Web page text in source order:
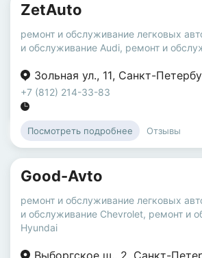
ZetAuto
ремонт и обслуживание легковых
и обслуживание Audi, ремонт и
Зольная ул., 11, Санкт-
+7 (812) 214-33-83
Посмотреть подробнее Отзывы
Good-Avto
ремонт и обслуживание легковых
и обслуживание Chevrolet, ремонт и
Hyundai
Выборгское ш., 2, Санкт-